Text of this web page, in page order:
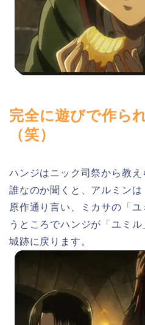
完全に遊びで作ら
（笑）
ハンジはニック司祭から教
誰なのか聞くと、アルミンは
原作通り言い、ミカサの「
うところでハンジが「ユミ
城跡に戻ります。